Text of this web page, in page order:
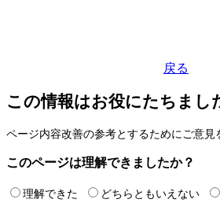
戻る
この情報はお役にたちまし
ページ内容改善の参考とするためにご意見
このページは理解できましたか？
理解できた どちらともいえない